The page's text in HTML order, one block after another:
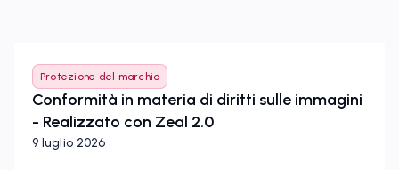
Protezione del marchio
Conformità in materia di diritti sulle immagini
- Realizzato con Zeal 2.0
9 luglio 2026